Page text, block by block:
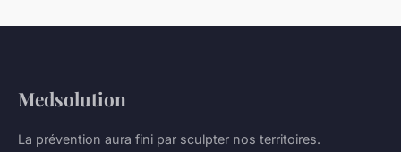
Medsolution
La prévention aura fini par sculpter nos territoires.